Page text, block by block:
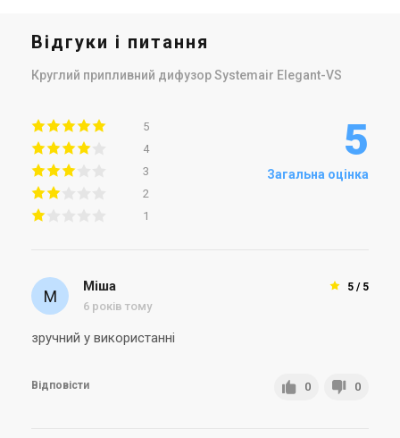
Відгуки і питання
Круглий припливний дифузор Systemair Elegant-VS
5
4
3
2
1
5
Загальна оцінка
5 / 5
Міша
6 років тому
зручний у використанні
Відповісти 0 0